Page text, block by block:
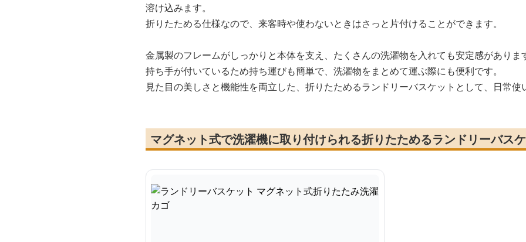
溶け込みます。
折りたためる仕様なので、来客時や使わないときはさっと片付けることができます。
金属製のフレームがしっかりと本体を支え、たくさんの洗濯物を入れても安定感がありま
持ち手が付いているため持ち運びも簡単で、洗濯物をまとめて運ぶ際にも便利です。
見た目の美しさと機能性を両立した、折りたためるランドリーバスケットとして、日常使
マグネット式で洗濯機に取り付けられる折りたためるランドリーバス